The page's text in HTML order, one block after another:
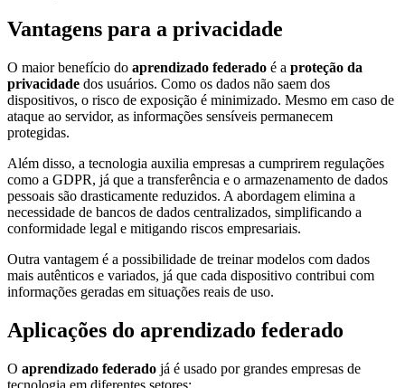
Vantagens para a privacidade
O maior benefício do aprendizado federado é a proteção da
privacidade dos usuários. Como os dados não saem dos
dispositivos, o risco de exposição é minimizado. Mesmo em caso de
ataque ao servidor, as informações sensíveis permanecem
protegidas.
Além disso, a tecnologia auxilia empresas a cumprirem regulações
como a GDPR, já que a transferência e o armazenamento de dados
pessoais são drasticamente reduzidos. A abordagem elimina a
necessidade de bancos de dados centralizados, simplificando a
conformidade legal e mitigando riscos empresariais.
Outra vantagem é a possibilidade de treinar modelos com dados
mais autênticos e variados, já que cada dispositivo contribui com
informações geradas em situações reais de uso.
Aplicações do aprendizado federado
O aprendizado federado já é usado por grandes empresas de
tecnologia em diferentes setores: